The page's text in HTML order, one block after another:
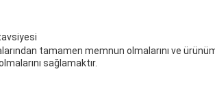
tamamen memnun olmalarını ve
sağlamaktır.